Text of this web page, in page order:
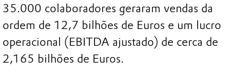
35.000 colaboradores geraram vendas da
ordem de 12,7 bilhões de Euros e um lucro
operacional (EBITDA ajustado) de cerca de
2,165 bilhões de Euros.